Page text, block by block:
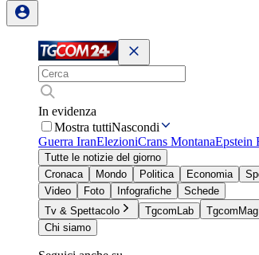
In evidenza
Mostra tuttiNascondi
Guerra IranElezioniCrans MontanaEpstein
Tutte le notizie del giorno
Cronaca
Mondo Politica Economia
Video
Foto Infografiche
Schede
Tv & Spettacolo
TgcomLab TgcomMag
Chi siamo